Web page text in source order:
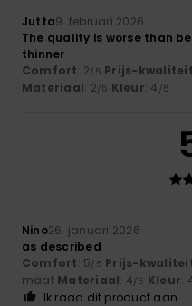
Jutta9. februari 2026
The quality is worse than
thinner
Comfort: 2/5 Prijs-
Materiaal: 2/5 Kleur: 4 /5
Nino26. januari 2026
as described
Comfort: 5/5 Prijs-
maat Materiaal: 4/5 Kleur:
Ik raad dit product aan